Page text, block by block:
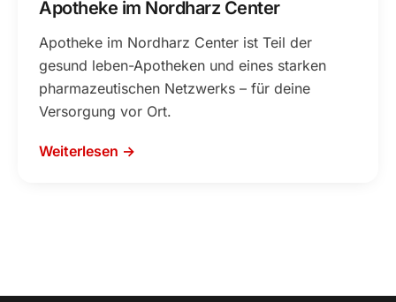
Apotheke im Nordharz Center
Apotheke im Nordharz Center ist Teil der
gesund leben-Apotheken und eines starken
pharmazeutischen Netzwerks – für deine
Versorgung vor Ort.
Weiterlesen →